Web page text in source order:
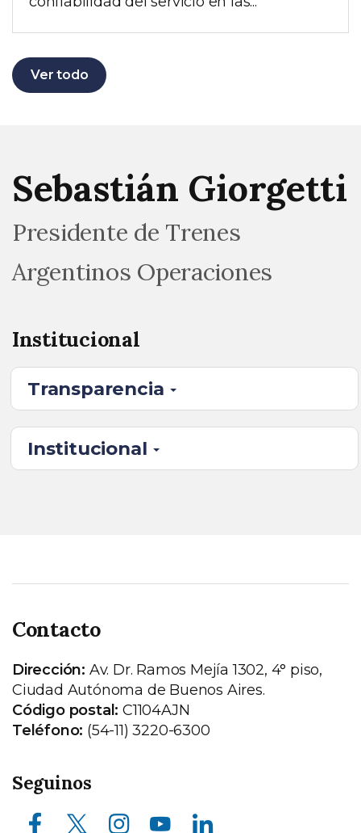
Ver todo
Sebastián Giorgetti
Presidente de Trenes
Argentinos Operaciones
Institucional
Transparencia
Institucional
Contacto
Dirección: Av. Dr. Ramos Mejía 1302, 4° piso,
Ciudad Autónoma de Buenos Aires.
Código postal: C1104AJN
Teléfono: (54-11) 3220-6300
Seguinos
Facebook X (ex Twitter) Instagram Youtube LinkedIn